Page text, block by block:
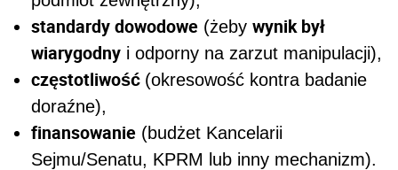
standardy dowodowe (żeby wynik był
wiarygodny i odporny na zarzut manipulacji),
częstotliwość (okresowość kontra badanie
doraźne),
finansowanie (budżet Kancelarii
Sejmu/Senatu, KPRM lub inny mechanizm).